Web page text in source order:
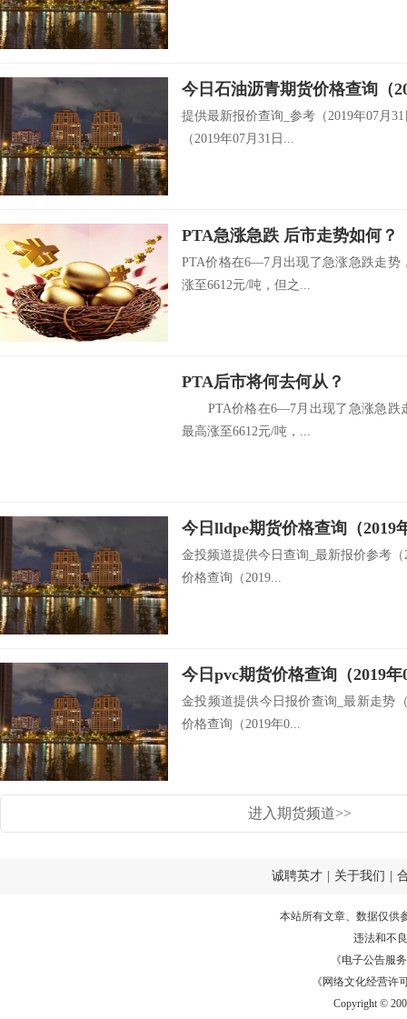
今日石油沥青期货价格查询（
提供最新报价查询_参考（2019年07月
（2019年07月31日...
PTA急涨急跌 后市走势如何？
PTA价格在6—7月出现了急涨急跌走势
涨至6612元/吨，但之...
PTA后市将何去何从？
PTA价格在6—7月出现了急涨急跌走
最高涨至6612元/吨，...
今日lldpe期货价格查询（2019
金投频道提供今日查询_最新报价参考
价格查询（2019...
今日pvc期货价格查询（2019年
金投频道提供今日报价查询_最新走势
价格查询（2019年0...
进入期货频道>>
诚聘英才 关于我们
本站所有文章、数据仅供
违法和不
《电子公告服务
《网络文化经营许
Copyright ©